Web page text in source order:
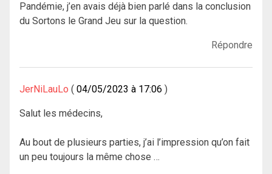
Pandémie, j’en avais déjà bien parlé dans la conclusion
du Sortons le Grand Jeu sur la question.
Répondre
JerNiLauLo 04/05/2023 à 17:06
Salut les médecins,
Au bout de plusieurs parties, j’ai l’impression qu’on fait
un peu toujours la même chose …